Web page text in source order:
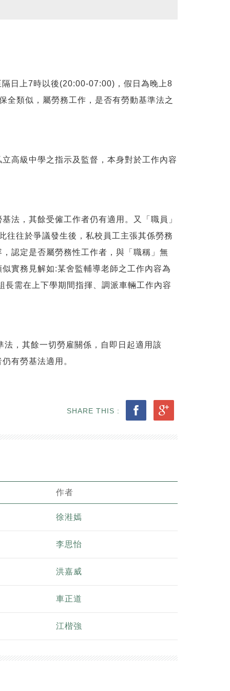
日上7時以後(20:00-07:00)，假日為晚上8
全類似，屬勞務工作，是否有勞動基準法之
高級中學之指示及監督，本身對於工作內容
法，其餘受僱工作者仍有適用。又「職員」
往於爭議發生後，私校員工主張其係勞務
認定是否屬勞務性工作者，與「職稱」無
實務見解如:某舍監輔導老師之工作內容為
需在上下學期間指揮、調派車輛工作內容
，其餘一切勞雇關係，自即日起適用該
有勞基法適用。
SHARE THIS :
作者
徐溎嫣
李思怡
洪嘉威
車正道
江楷強